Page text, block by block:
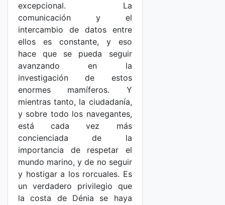
excepcional. La
comunicación y el
intercambio de datos entre
ellos es constante, y eso
hace que se pueda seguir
avanzando en la
investigación de estos
enormes mamíferos. Y
mientras tanto, la ciudadanía,
y sobre todo los navegantes,
está cada vez más
concienciada de la
importancia de respetar el
mundo marino, y de no seguir
y hostigar a los rorcuales. Es
un verdadero privilegio que
la costa de Dénia se haya